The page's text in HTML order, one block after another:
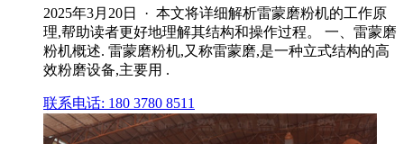
2025年3月20日 · 本文将详细解析雷蒙磨粉机的工作原
理,帮助读者更好地理解其结构和操作过程。 一、雷蒙磨
粉机概述. 雷蒙磨粉机,又称雷蒙磨,是一种立式结构的高
效粉磨设备,主要用 .
联系电话: 180 3780 8511